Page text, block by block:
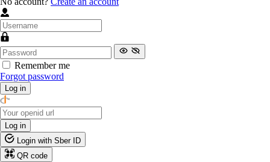
Remember me
Forgot password
Log in
Log in
Login with Sber ID
QR code